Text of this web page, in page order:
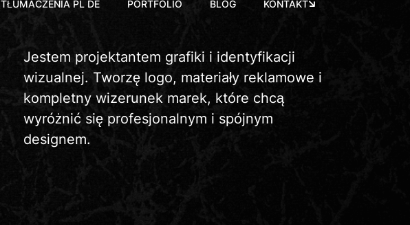
TŁUMACZENIA PL DE PORTFOLIO BLOG KONTAKT
Jestem projektantem grafiki i identyfikacji
wizualnej. Tworzę logo, materiały reklamowe i
kompletny wizerunek marek, które chcą
wyróżnić się profesjonalnym i spójnym
designem.